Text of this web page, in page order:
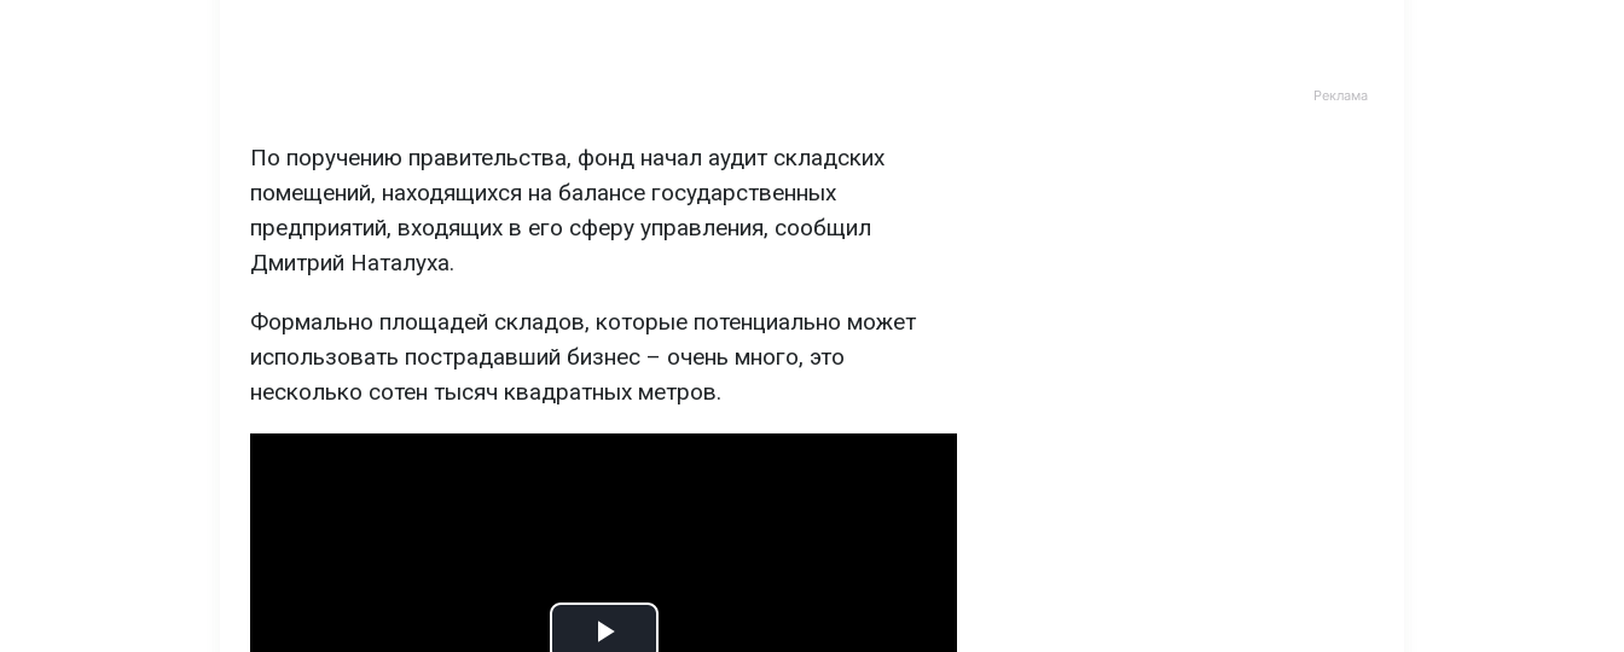
По поручению правительства, фонд начал аудит складских
помещений, находящихся на балансе государственных
предприятий, входящих в его сферу управления, сообщил
Дмитрий Наталуха.
Формально площадей складов, которые потенциально может
использовать пострадавший бизнес – очень много, это
несколько сотен тысяч квадратных метров.